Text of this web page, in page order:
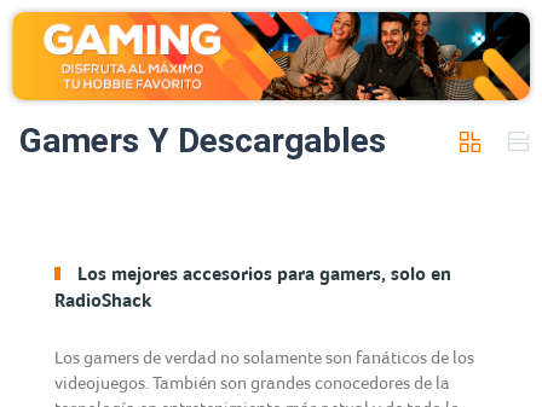
Gamers Y Descargables
Los mejores accesorios para gamers, solo en
RadioShack
Los gamers de verdad no solamente son fanáticos de los
videojuegos. También son grandes conocedores de la